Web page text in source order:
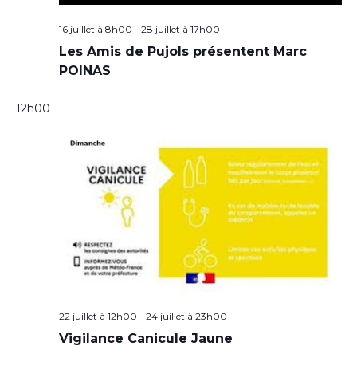
16 juillet à 8h00 - 28 juillet à 17h00
Les Amis de Pujols présentent Marc
POINAS
12h00
22 juillet à 12h00 - 24 juillet à 23h00
Vigilance Canicule Jaune